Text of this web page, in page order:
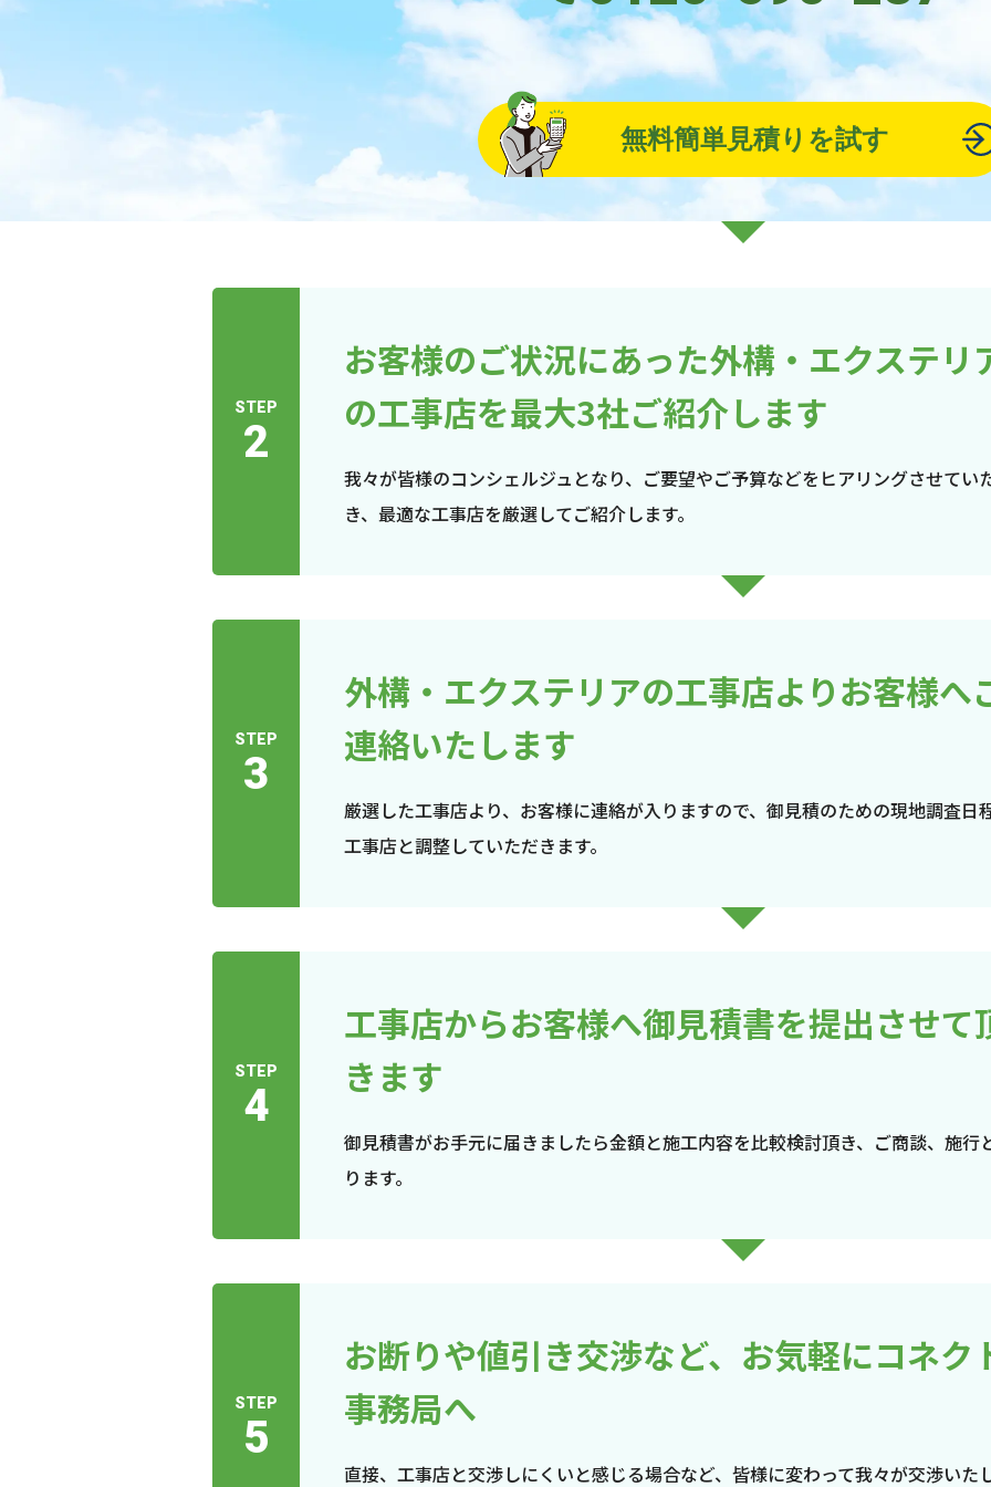
無料簡単見積りを試す
STEP
2
お客様のご状況にあった外構・エクステリ
の工事店を最大3社ご紹介します
我々が皆様のコンシェルジュとなり、ご要望やご予算などをヒアリングさせてい
き、最適な工事店を厳選してご紹介します。
STEP
3
外構・エクステリアの工事店よりお客様へ
連絡いたします
厳選した工事店より、お客様に連絡が入りますので、御見積のための現地調査日
工事店と調整していただきます。
STEP
4
工事店からお客様へ御見積書を提出させて
きます
御見積書がお手元に届きましたら金額と施工内容を比較検討頂き、ご商談、施行
ります。
STEP
5
お断りや値引き交渉など、お気軽にコネク
事務局へ
直接、工事店と交渉しにくいと感じる場合など、皆様に変わって我々が交渉いた